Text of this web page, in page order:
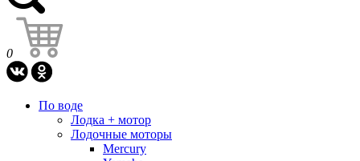
0
По воде
Лодка + мотор
Лодочные моторы
Mercury